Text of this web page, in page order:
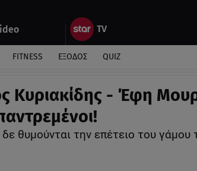
FITNESS ΕΞΟΔΟΣ QUIZ
Κυριακίδης - Έφη
θυμούνται την επέτειο του γάμου